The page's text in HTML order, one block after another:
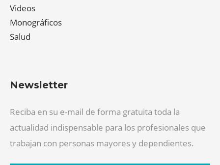
Videos
Monográficos
Salud
Newsletter
Reciba en su e-mail de forma gratuita toda la
actualidad indispensable para los profesionales que
trabajan con personas mayores y dependientes.